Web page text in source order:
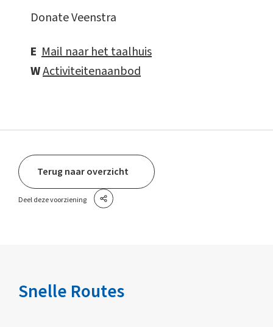
Donate Veenstra
E Mail naar het taalhuis
WActiviteitenaanbod
Terug naar overzicht
Deel deze voorziening
Snelle Routes